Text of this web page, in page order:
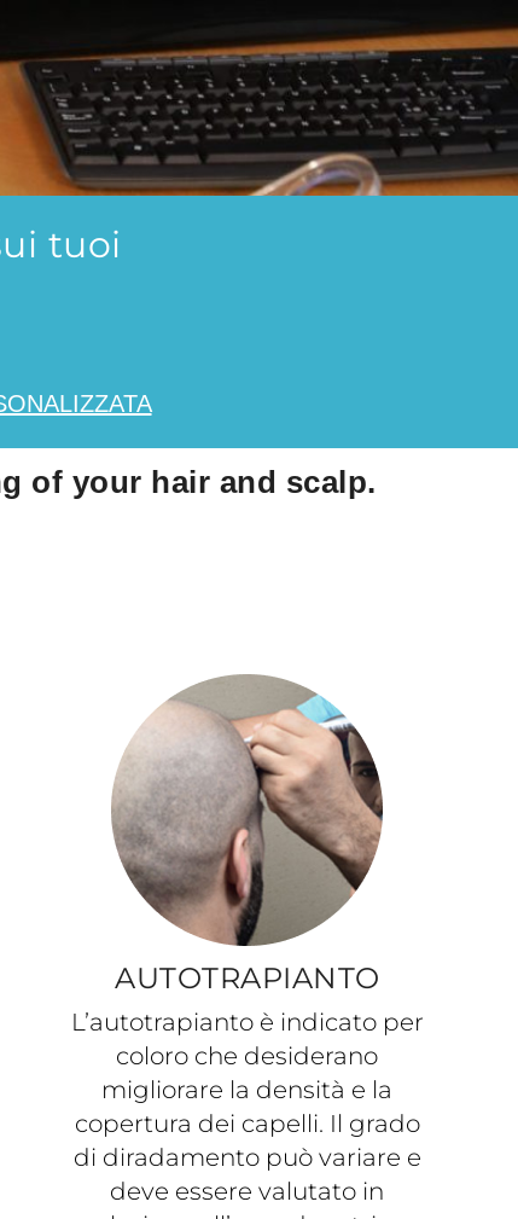
tuoi
of your hair and scalp.
AUTOTRAPIANTO
L’autotrapianto è indicato per
coloro che desiderano
migliorare la densità e la
copertura dei capelli. Il grado
di diradamento può variare e
deve essere valutato in